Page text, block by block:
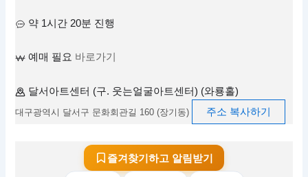
약 1시간 20분 진행
예매 필요 바로가기
달서아트센터 (구. 웃는얼굴아트센터) (와룡홀)
대구광역시 달서구 문화회관길 160 (장기동) 주소 복사하기
즐겨찾기하고 알림받기